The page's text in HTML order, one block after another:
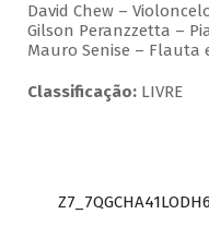
David Chew –
Gilson Peranzzetta –
Mauro Senise – Flauta
Classificação:LIVRE